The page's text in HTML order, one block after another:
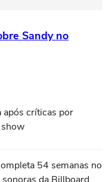
Sandy no
após críticas por
54 semanas no